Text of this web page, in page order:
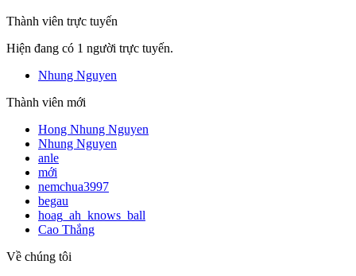
Thành viên trực tuyến
Hiện đang có 1 người trực tuyến.
Nhung Nguyen
Thành viên mới
Hong Nhung Nguyen
Nhung Nguyen
anle
mới
nemchua3997
begau
hoag_ah_knows_ball
Cao Thắng
Về chúng tôi